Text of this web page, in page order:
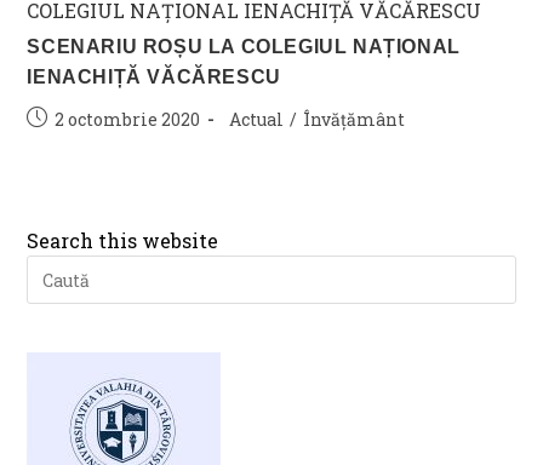
SCENARIU ROȘU LA COLEGIUL NAȚIONAL
IENACHIȚĂ VĂCĂRESCU
Post2 octombrie 2020
Post
Actual / Învățământ
Search this website